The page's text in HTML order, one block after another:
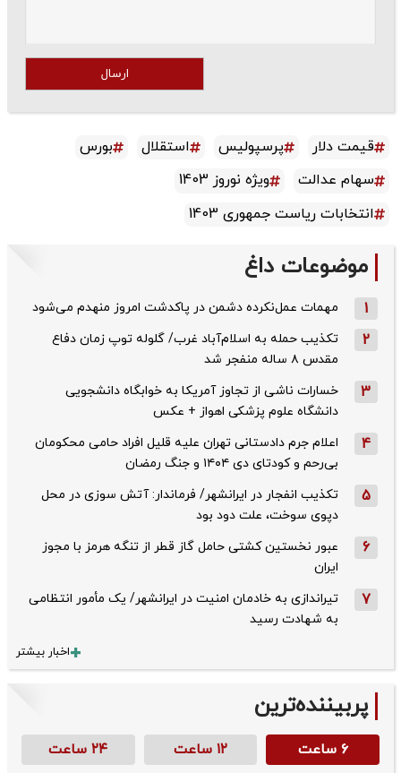
ارسال
قیمت دلار پرسپولیس استقلال
بورس
سهام عدالت
ویژه نوروز 1403
انتخابات ریاست جمهوری 1403
موضوعات داغ
1 مهمات عمل‌نکرده دشمن در پاکدشت امروز منهدم می‌شود
2
تکذیب حمله به اسلام‌آباد غرب/ گلوله توپ زمان دفاع
مقدس ۸ ساله منفجر شد
3
خسارات ناشی از تجاوز آمریکا به خوابگاه دانشجویی
دانشگاه علوم پزشکی اهواز + عکس
4
اعلام جرم دادستانی تهران علیه قلیل افراد حامی محکومان
بی‌رحم و کودتای دی‌ ۱۴۰۴ و جنگ رمضان
5
تکذیب ‌انفجار در ایرانشهر/ فرماندار: آتش سوزی در محل
دپوی سوخت، علت دود بود
6
عبور نخستین کشتی حامل گاز قطر از تنگه هرمز با مجوز
ایران
7
تیراندازی به خادمان امنیت در ایرانشهر/ یک مأمور انتظامی
به شهادت رسید
اخبار بیشتر
پربیننده‌ترین
۶ ساعت ۱۲ ساعت ۲۴ ساعت